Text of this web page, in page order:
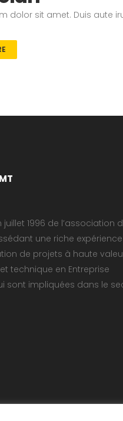
dolor sit amet. Duis aute
juillet 1996 de l’association
une riche expérience
de projets à haute
technique en Entreprise
sont impliquées dans le